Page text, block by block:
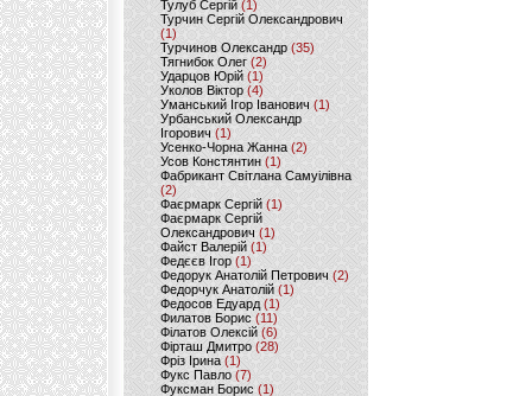
Тулуб Сергій(1)
Турчин Сергій Олександрович
(1)
Турчинов Олександр(35)
Тягнибок Олег (2)
Ударцов Юрій (1)
Уколов Віктор(4)
Уманський Ігор Іванович(1)
Урбанський Олександр
Ігорович (1)
Усенко-Чорна Жанна (2)
Усов Констянтин(1)
Фабрикант Світлана Самуілівна
(2)
Фаєрмарк Сергій(1)
Фаєрмарк Сергій
Олександрович (1)
Файст Валерій(1)
Федєєв Ігор (1)
Федорук Анатолій Петрович (2)
Федорчук Анатолій (1)
Федосов Едуард (1)
Филатов Борис (11)
Філатов Олексій (6)
Фірташ Дмитро (28)
Фріз Ірина (1)
Фукс Павло (7)
Фуксман Борис (1)